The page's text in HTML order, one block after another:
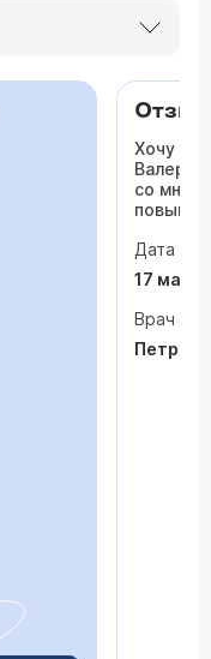
Хочу
со мной
сердца.
раз
врачи
На
Дата
17 мая
Врач